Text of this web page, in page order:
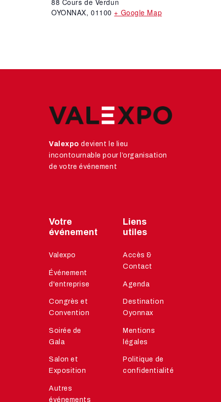
OYONNAX, 01100 + Google Map
Valexpodevient le lieu
incontournable pour l’organisation
de votre événement
Votre
événement
Valexpo
Événement
d'entreprise
Congrès et
Convention
Soirée de
Gala
Salon et
Exposition
Autres
événements
Liens
utiles
Accès &
Contact
Agenda
Destination
Oyonnax
Mentions
légales
Politique de
confidentialité